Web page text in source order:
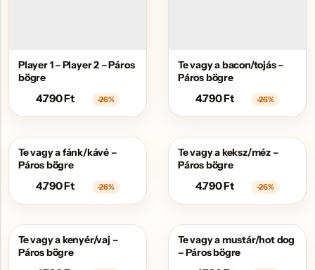
Player 1 – Player 2 – Páros
bögre
4.790Ft -26%
Te vagy a bacon/tojás –
Páros bögre
4.790Ft -26%
AKCIÓS
Te vagy a fánk/kávé –
Páros bögre
4.790Ft -26%
AKCIÓS
Te vagy a keksz/méz –
Páros bögre
4.790Ft -26%
AKCIÓS
Te vagy a kenyér/vaj –
Páros bögre
AKCIÓS
Te vagy a mustár/hot dog
– Páros bögre